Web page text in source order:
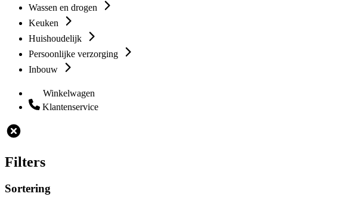
Wassen en drogen
Keuken
Huishoudelijk
Persoonlijke verzorging
Inbouw
Winkelwagen
Klantenservice
Filters
Sortering